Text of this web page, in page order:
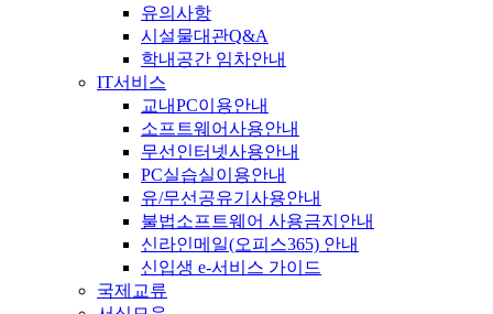
유의사항
시설물대관Q&A
학내공간 임차안내
IT서비스
교내PC이용안내
소프트웨어사용안내
무선인터넷사용안내
PC실습실이용안내
유/무선공유기사용안내
불법소프트웨어 사용금지안내
신라인메일(오피스365) 안내
신입생 e-서비스 가이드
국제교류